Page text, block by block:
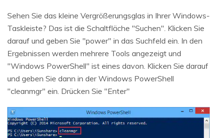
Sehen Sie das kleine Vergrößerungsglas in Ihrer Windows-
Taskleiste? Das ist die Schaltfläche "Suchen". Klicken Sie
darauf und geben Sie "power" in das Suchfeld ein. In den
Ergebnissen werden mehrere Tools angezeigt und
"Windows PowerShell" ist eines davon. Klicken Sie darauf
und geben Sie dann in der Windows PowerShell
"cleanmgr" ein. Drücken Sie "Enter"